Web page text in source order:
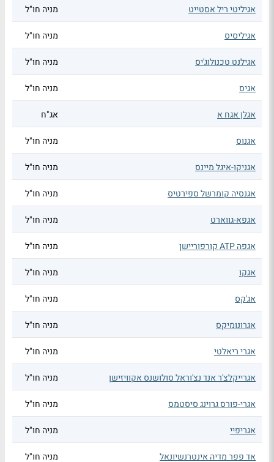
אגיליטי ריל אסטייט מניה חו"ל
אגיליסיס מניה חו"ל
אגילנט טכנולוג'יס מניה חו"ל
אגיס מניה חו"ל
אגלן אגח א אג"ח
אגנוס מניה חו"ל
אגניקו-איגל מיינס מניה חו"ל
אגנסיה קומרשל ספירטיס מניה חו"ל
אגפא-גווארט מניה חו"ל
אגפה ATP קורפוריישן מניה חו"ל
אגקו מניה חו"ל
אג'קס מניה חו"ל
אגרונומיקס מניה חו"ל
אגרי ריאלטי מניה חו"ל
אגרייקלצ'ר אנד נצ'וראל סולושנס אקוויזישן מניה חו"ל
אגרי-פורס גרוינג סיסטמס מניה חו"ל
אגריפיי מניה חו"ל
אד פפר מדיה אינטרנשיונאל מניה חו"ל